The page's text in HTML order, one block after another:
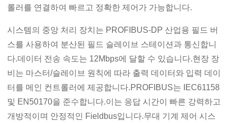
롤러를 연결하여 빠르고 정확한 제어가 가능합니다.
시스템의 중앙 처리 장치는 PROFIBUS-DP 산업용 필드 버
스를 사용하여 분산된 필드 슬레이브 스테이션과 통신합니
다.데이터 전송 속도는 12Mbps에 달할 수 있습니다.현장 장
비는 마스터/슬레이브 원칙에 따라 출력 데이터와 입력 데이
터를 메인 컨트롤러에 제공합니다.PROFIBUS는 IEC61158
및 EN50170을 준수합니다.이는 응답 시간이 빠른 강력하고
개방적이며 안정적인 Fieldbus입니다.무대 기계 제어 시스